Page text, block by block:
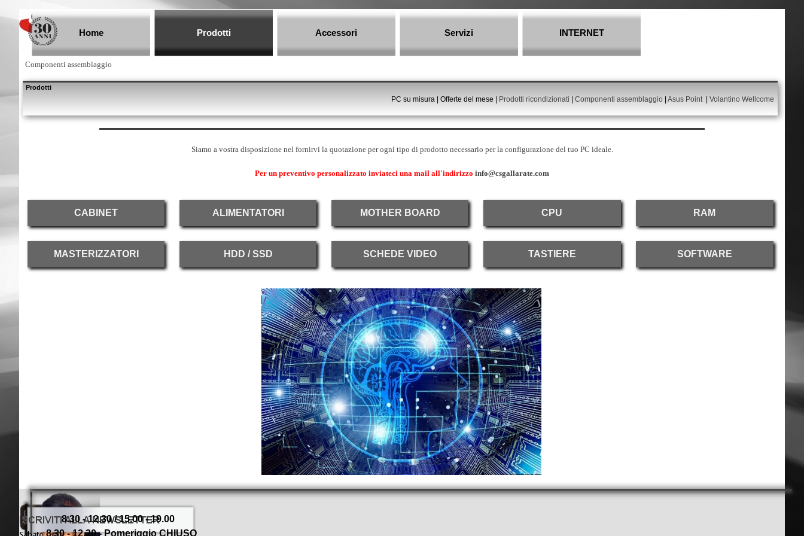
Salta menù
Home Prodotti ▼
Accessori ▼
Servizi ▼
INTERNET
Componenti assemblaggio
Prodotti
PC su misura | Offerte del mese | Prodotti ricondizionati Componenti assemblaggio| Asus Point| Volantino Wellcome
Siamo a vostra disposizione nel fornirvi la quotazione per ogni tipo di prodotto necessario per la configurazione del tuo PC ideale.
Per un preventivo personalizzato inviateci una mail all'indirizzo info@csgallarate.com
CABINET ALIMENTATORI MOTHER BOARD CPU RAM
MASTERIZZATORI HDD / SSD SCHEDE VIDEO TASTIERE SOFTWARE
8.30 - 12.30 / 15.00 - 19.00
8.30 - 12.30 - Pomeriggio CHIUSO